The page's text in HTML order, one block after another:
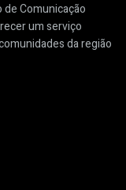
de Comunicação
um serviço
da região